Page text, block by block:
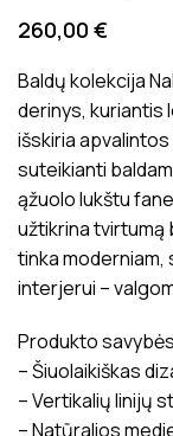
260,00 €
Baldų kolekcija
derinys, kuriantis
išskiria
suteikianti
ąžuolo lukštu
užtikrina tvirtumą
tinka moderniam,
interjerui –
Produkto
– Šiuolaikiškas
– Vertikalių linijų
– Natūralios